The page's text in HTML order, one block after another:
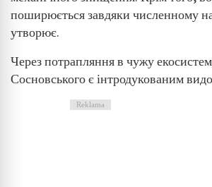
поширюється завдяки численному
утворює.
Через потрапляння в чужу
Сосновського є інтродукованим
Reklama